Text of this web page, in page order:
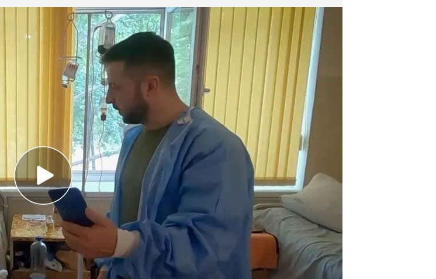
hospital y le pidió
y el importante
Chester', al completo
los ojos de Juan, el